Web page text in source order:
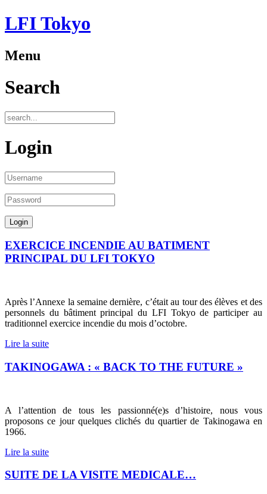
LFI Tokyo
Menu
Search
Login
EXERCICE INCENDIE AU BATIMENT
PRINCIPAL DU LFI TOKYO
Après l’Annexe la semaine dernière, c’était au tour des élèves et des
personnels du bâtiment principal du LFI Tokyo de participer au
traditionnel exercice incendie du mois d’octobre.
Lire la suite
TAKINOGAWA : « BACK TO THE FUTURE »
A l’attention de tous les passionné(e)s d’histoire, nous vous
proposons ce jour quelques clichés du quartier de Takinogawa en
1966.
Lire la suite
SUITE DE LA VISITE MEDICALE…